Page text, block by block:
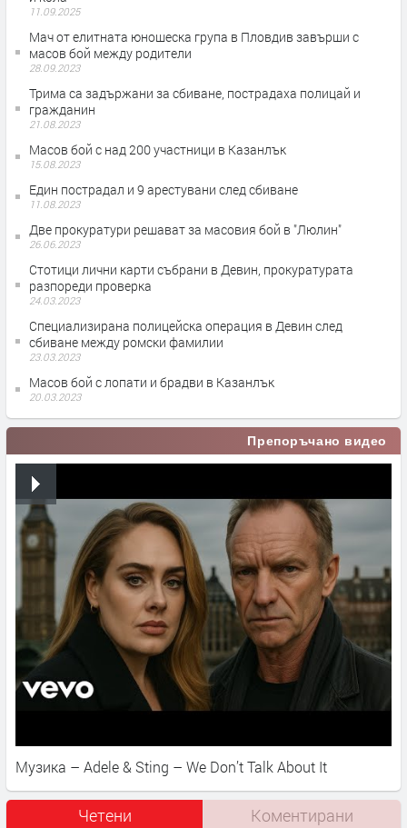
11.09.2025
Мач от елитната юношеска група в Пловдив завърши с
масов бой между родители
28.09.2023
Трима са задържани за сбиване, пострадаха полицай и
гражданин
21.08.2023
Масов бой с над 200 участници в Казанлък
15.08.2023
Един пострадал и 9 арестувани след сбиване
11.08.2023
Две прокуратури решават за масовия бой в "Люлин"
26.06.2023
Стотици лични карти събрани в Девин, прокуратурата
разпореди проверка
24.03.2023
Специализирана полицейска операция в Девин след
сбиване между ромски фамилии
23.03.2023
Масов бой с лопати и брадви в Казанлък
20.03.2023
Препоръчано видео
Музика – Adele & Sting – We Don’t Talk About It
Четени Коментирани